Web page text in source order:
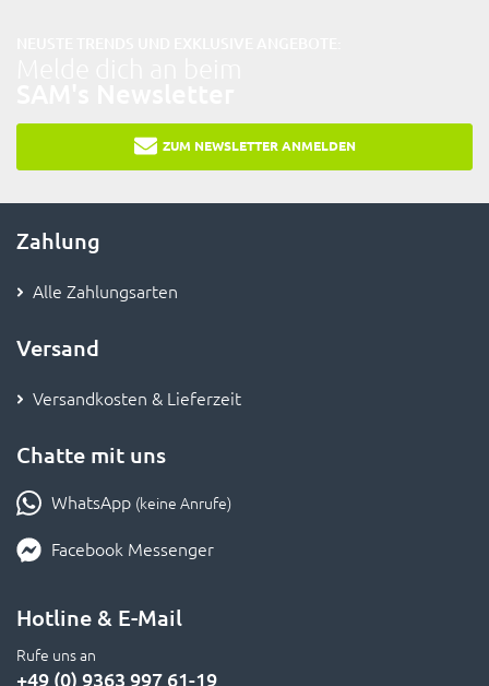
ZUM NEWSLETTER ANMELDEN
Zahlung
Alle Zahlungsarten
Versand
Versandkosten & Lieferzeit
Chatte mit uns
WhatsApp (keine Anrufe)
Facebook Messenger
Hotline & E-Mail
Rufe uns an
+49 (0) 9363 997 61-19